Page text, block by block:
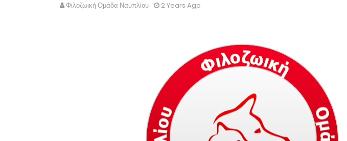
Φιλοζωική Ομάδα Ναυπλίου 2 Years Ago